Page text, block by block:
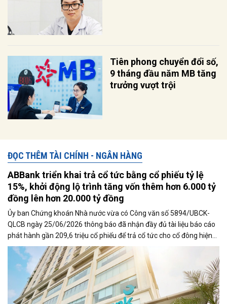
Tiên phong chuyển đổi số,
9 tháng đầu năm MB tăng
trưởng vượt trội
ĐỌC THÊM TÀI CHÍNH - NGÂN HÀNG
ABBank triển khai trả cổ tức bằng cổ phiếu tỷ lệ
15%, khởi động lộ trình tăng vốn thêm hơn 6.000 tỷ
đồng lên hơn 20.000 tỷ đồng
Ủy ban Chứng khoán Nhà nước vừa có Công văn số 5894/UBCK-
QLCB ngày 25/06/2026 thông báo đã nhận đầy đủ tài liệu báo cáo
phát hành gần 209,6 triệu cổ phiếu để trả cổ tức cho cổ đông hiện
hữu với tỉ lệ 15% của Ngân hàng TMCP An Bình (ABBank - Mã
chứng khoán ABB). Ngay sau khi có thông báo này, Ngân hàng xúc
tiến triển khai đợt phát hành cổ phiếu để trả cổ tức cho cổ đông.